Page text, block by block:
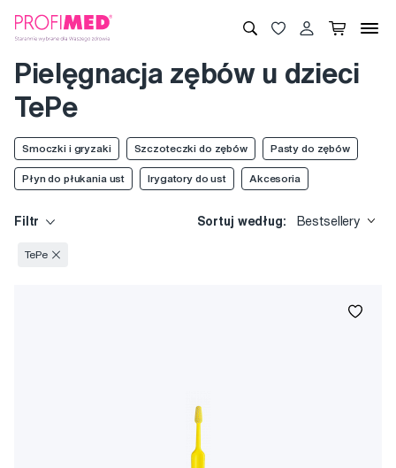
Pielęgnacja zębów u dzieci
TePe
Smoczki i gryzaki Szczoteczki do zębów Pasty do zębów
Płyn do płukania ust Irygatory do ust Akcesoria
Filtr Sortuj według: Bestsellery
TePe